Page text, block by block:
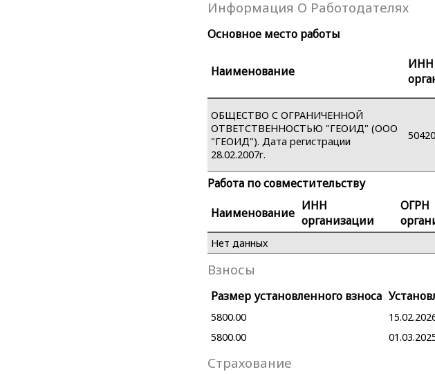
Информация О Работодателях
Основное место работы
Наименование
ИНН
ОБЩЕСТВО С ОГРАНИЧЕННОЙ
ОТВЕТСТВЕННОСТЬЮ "ГЕОИД" (ООО
"ГЕОИД"). Дата регистрации
28.02.2007г.
Работа по совместительству
Наименование ИНН
организации
ОГРН
Нет данных
Взносы
Размер установленного взноса
5800.00
5800.00
Страхование